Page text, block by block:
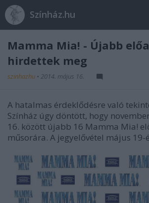
Színház.hu
Mamma Mia! - Újabb
hirdettek meg
szinhazhu • 2014. május 16.
A hatalmas érdeklődésre való
Színház úgy döntött, hogy
16. között újabb 16 Mamma Mia!
műsorára. A jegyelővétel május 19-